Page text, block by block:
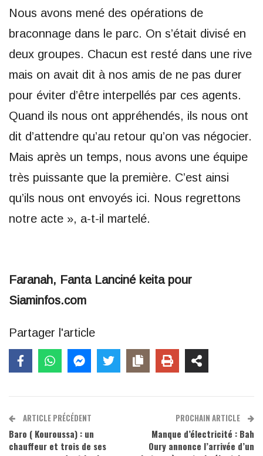
Nous avons mené des opérations de
braconnage dans le parc. On s’était divisé en
deux groupes. Chacun est resté dans une rive
mais on avait dit à nos amis de ne pas durer
pour éviter d’être interpellés par ces agents.
Quand ils nous ont appréhendés, ils nous ont
dit d’attendre qu’au retour qu’on vas négocier.
Mais après un temps, nous avons une équipe
très puissante que la première. C’est ainsi
qu’ils nous ont envoyés ici. Nous regrettons
notre acte », a-t-il martelé.
Faranah, Fanta Lanciné keita pour
Siaminfos.com
Partager l'article
ARTICLE PRÉCÉDENT
Baro ( Kouroussa) : un
chauffeur et trois de ses
PROCHAIN ARTICLE
Manque d’électricité : Bah
Oury annonce l’arrivée d’un